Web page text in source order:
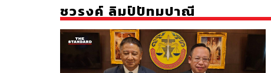
ชวรงค์ ลิมป์ปัทมปาณี